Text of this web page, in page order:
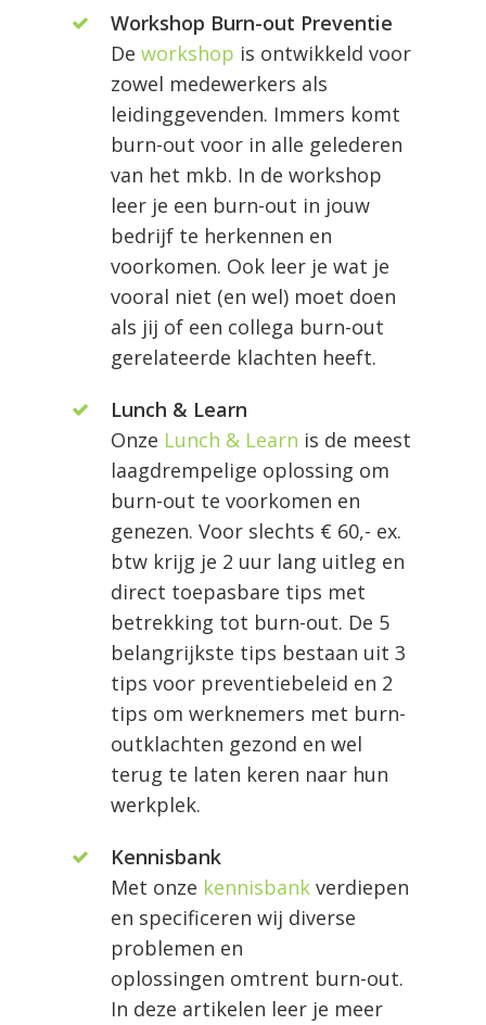
Workshop Burn-out Preventie
De workshop is ontwikkeld voor
zowel medewerkers als
leidinggevenden. Immers komt
burn-out voor in alle gelederen
van het mkb. In de workshop
leer je een burn-out in jouw
bedrijf te herkennen en
voorkomen. Ook leer je wat je
vooral niet (en wel) moet doen
als jij of een collega burn-out
gerelateerde klachten heeft.
Lunch & Learn
Onze Lunch & Learn is de meest
laagdrempelige oplossing om
burn-out te voorkomen en
genezen. Voor slechts € 60,- ex.
btw krijg je 2 uur lang uitleg en
direct toepasbare tips met
betrekking tot burn-out. De 5
belangrijkste tips bestaan uit 3
tips voor preventiebeleid en 2
tips om werknemers met burn-
outklachten gezond en wel
terug te laten keren naar hun
werkplek.
Kennisbank
Met onze kennisbank verdiepen
en specificeren wij diverse
problemen en
oplossingen omtrent burn-out.
In deze artikelen leer je meer